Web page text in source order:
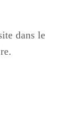
dans le